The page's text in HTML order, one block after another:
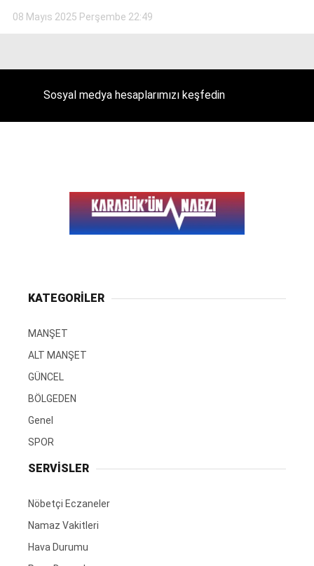
Instagram
08 Mayıs 2025 Perşembe 22:49
Sosyal medya hesaplarımızı keşfedin
KATEGORİLER
MANŞET
ALT MANŞET
GÜNCEL
BÖLGEDEN
Genel
SPOR
SERVİSLER
Nöbetçi Eczaneler
Namaz Vakitleri
Hava Durumu